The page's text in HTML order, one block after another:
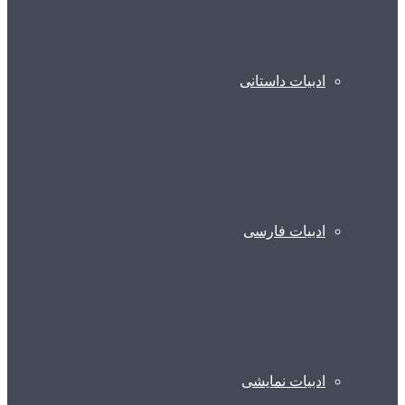
ادبیات داستانی
ادبیات فارسی
ادبیات نمایشی